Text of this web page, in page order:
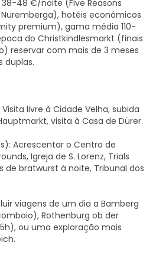
38-48 €/noite (Five Reasons
hotéis económicos
premium), gama média 110-
do Christkindlesmarkt (finais
reservar com mais de 3 meses
duplas.
livre à Cidade Velha, subida
visita à Casa de Dürer.
Acrescentar o Centro de
Igreja de S. Lorenz, Trials
de bratwurst à noite, Tribunal dos
viagens de um dia a Bamberg
Rothenburg ob der
ou uma exploração mais